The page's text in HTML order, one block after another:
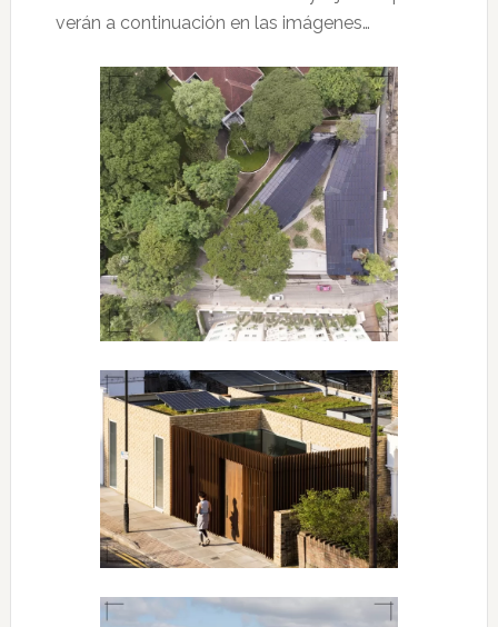
verán a continuación en las imágenes…